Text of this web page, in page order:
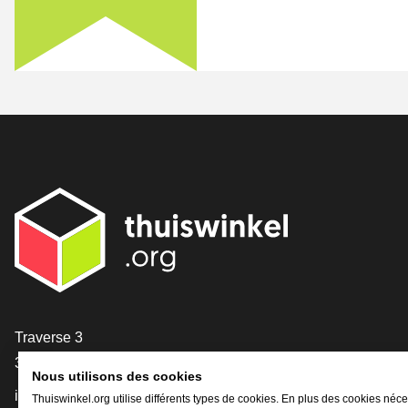
[_General:Contact]
Traverse 3
3905 NL Veenendaal
info@thuiswinkel.org
Nous utilisons des cookies
Thuiswinkel.org utilise différents types de cookies. En plus des cookies